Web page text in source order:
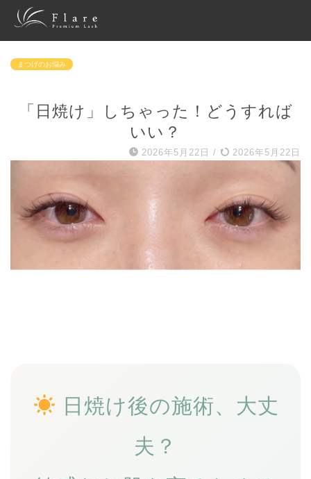
まつげのお悩み
「日焼け」しちゃった！どうすれば
いい？
2026年5月22日 / 2026年5月22日
日焼け後の施術、大丈
夫？